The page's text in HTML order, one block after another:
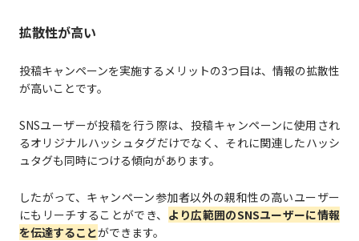
拡散性が高い
投稿キャンペーンを実施するメリットの3つ目は、情報の拡散性
が高いことです。
SNSユーザーが投稿を行う際は、投稿キャンペーンに使用され
るオリジナルハッシュタグだけでなく、それに関連したハッシ
ュタグも同時につける傾向があります。
したがって、キャンペーン参加者以外の親和性の高いユーザー
にもリーチすることができ、 より広範囲のSNSユーザーに情報
を伝達することができます。